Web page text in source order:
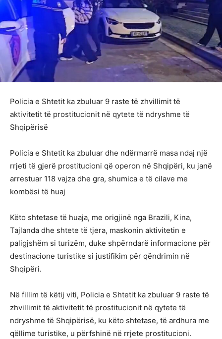
Policia e Shtetit ka zbuluar 9 raste të zhvillimit të
aktivitetit të prostitucionit në qytete të ndryshme të
Shqipërisë
Policia e Shtetit ka zbuluar dhe ndërmarrë masa ndaj një
rrjeti të gjerë prostitucioni që operon në Shqipëri, ku janë
arrestuar 118 vajza dhe gra, shumica e të cilave me
kombësi të huaj
Këto shtetase të huaja, me origjinë nga Brazili, Kina,
Tajlanda dhe shtete të tjera, maskonin aktivitetin e
paligjshëm si turizëm, duke shpërndarë informacione për
destinacione turistike si justifikim për qëndrimin në
Shqipëri.
Në fillim të këtij viti, Policia e Shtetit ka zbuluar 9 raste të
zhvillimit të aktivitetit të prostitucionit në qytete të
ndryshme të Shqipërisë, ku këto shtetase, të ardhura me
qëllime turistike, u përfshinë në rrjete prostitucioni.